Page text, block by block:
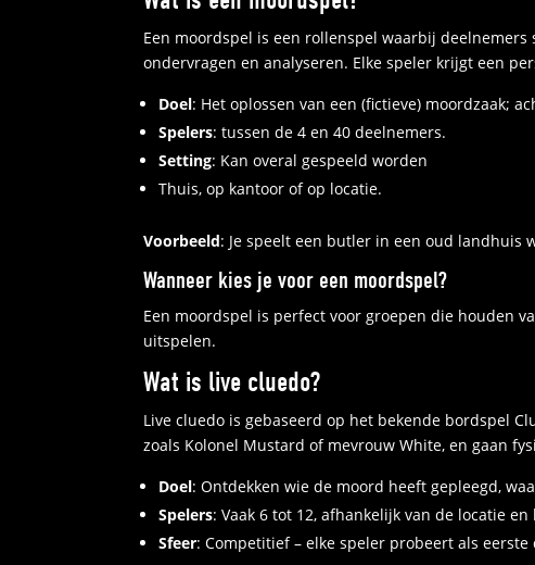
Een moordspel is een rollenspel waarbij
ondervragen en analyseren. Elke speler krijgt een
Doel: Het oplossen van een (fictieve) moordzaak;
Spelers: tussen de 4 en 40 deelnemers.
Setting: Kan overal gespeeld worden
Thuis, op kantoor of op locatie.
Voorbeeld: Je speelt een butler in een oud landhuis
Wanneer kies je voor een moordspel?
Een moordspel is perfect voor groepen die houden
uitspelen.
Wat is live cluedo?
Live cluedo is gebaseerd op het bekende bordspel
zoals Kolonel Mustard of mevrouw White, en gaan
Doel: Ontdekken wie de moord heeft gepleegd,
Spelers: Vaak 6 tot 12, afhankelijk van de locatie
Sfeer: Competitief – elke speler probeert als